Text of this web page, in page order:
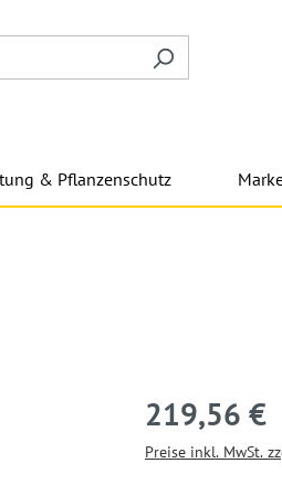
& Pflanzenschutz
219,56 €
Preise inkl. MwSt.